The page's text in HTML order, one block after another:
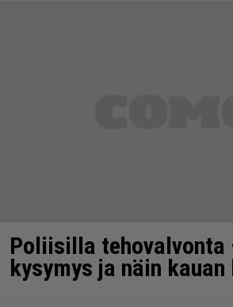
Poliisilla tehovalvonta
kysymys ja näin kauan